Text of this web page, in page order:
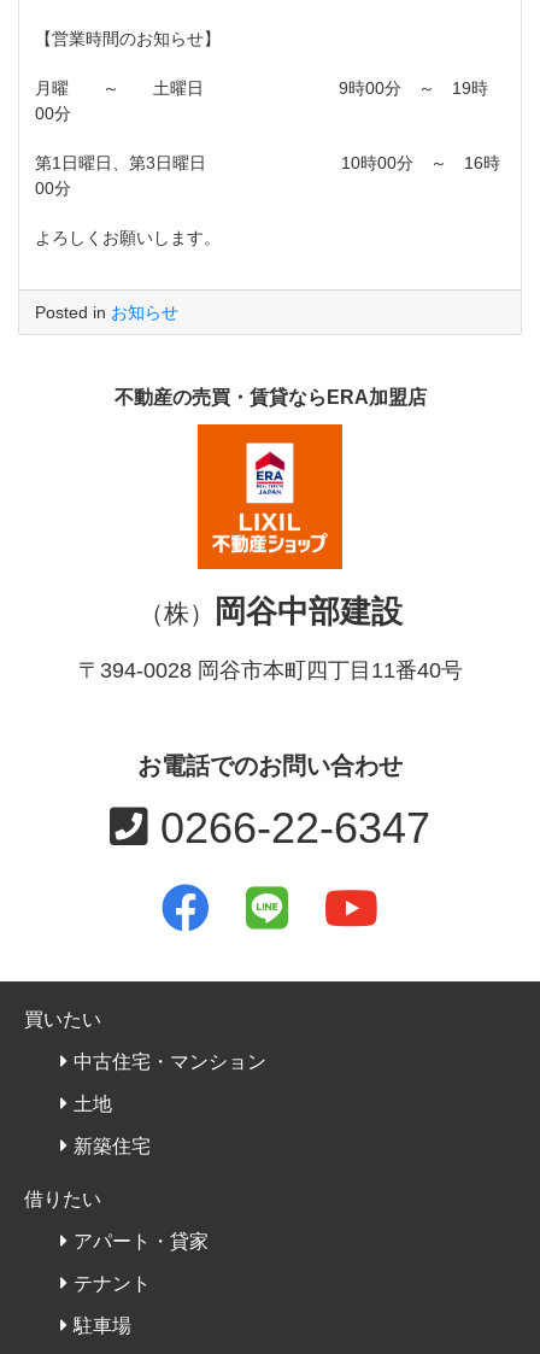
【営業時間のお知らせ】
月曜 ～ 土曜日 9時00分 ～ 19時
00分
第1日曜日、第3日曜日 10時00分 ～ 16時
00分
よろしくお願いします。
Posted in お知らせ
不動産の売買・賃貸ならERA加盟店
（株） 岡谷中部建設
〒394-0028 岡谷市本町四丁目11番40号
お電話でのお問い合わせ
0266-22-6347
買いたい
中古住宅・マンション
土地
新築住宅
借りたい
アパート・貸家
テナント
駐車場